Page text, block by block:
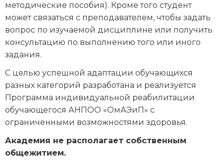
методические пособия). Кроме того студент
может связаться с преподавателем, чтобы задать
вопрос по изучаемой дисциплине или получить
консультацию по выполнению того или иного
задания.
С целью успешной адаптации обучающихся
разных категорий разработана и реализуется
Программа индивидуальной реабилитации
обучающегося АНПОО «ОмАЭиП» с
ограниченными возможностями здоровья.
Академия не располагает собственным
общежитием.